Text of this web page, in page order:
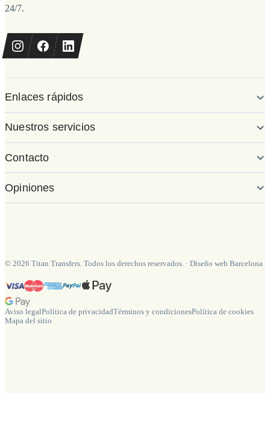
24/7.
Enlaces rápidos
Nuestros servicios
Contacto
Opiniones
© 2026 Titan Transfers. Todos los derechos reservados. · Diseño web Barcelona
Aviso legalPolítica de privacidadTérminos y condicionesPolítica de cookies
Mapa del sitio